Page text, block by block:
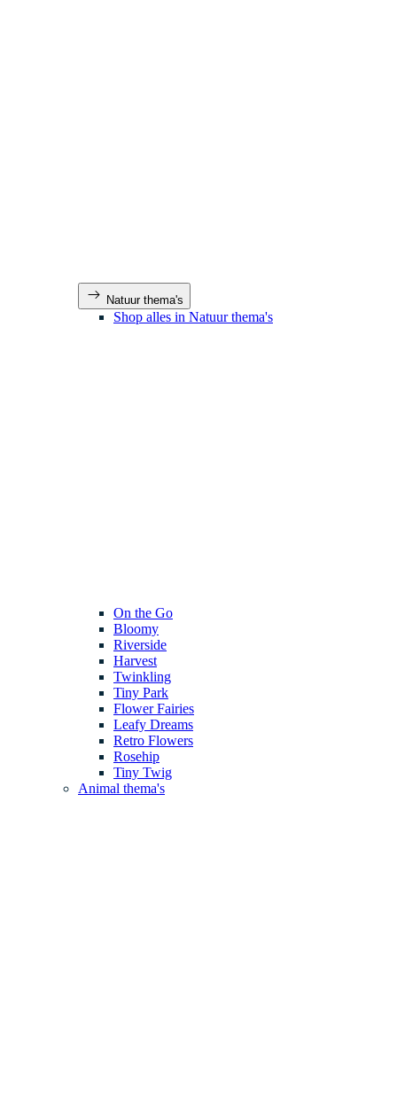
Natuur thema's
Shop alles in Natuur thema's
On the Go
Bloomy
Riverside
Harvest
Twinkling
Tiny Park
Flower Fairies
Leafy Dreams
Retro Flowers
Rosehip
Tiny Twig
Animal thema's